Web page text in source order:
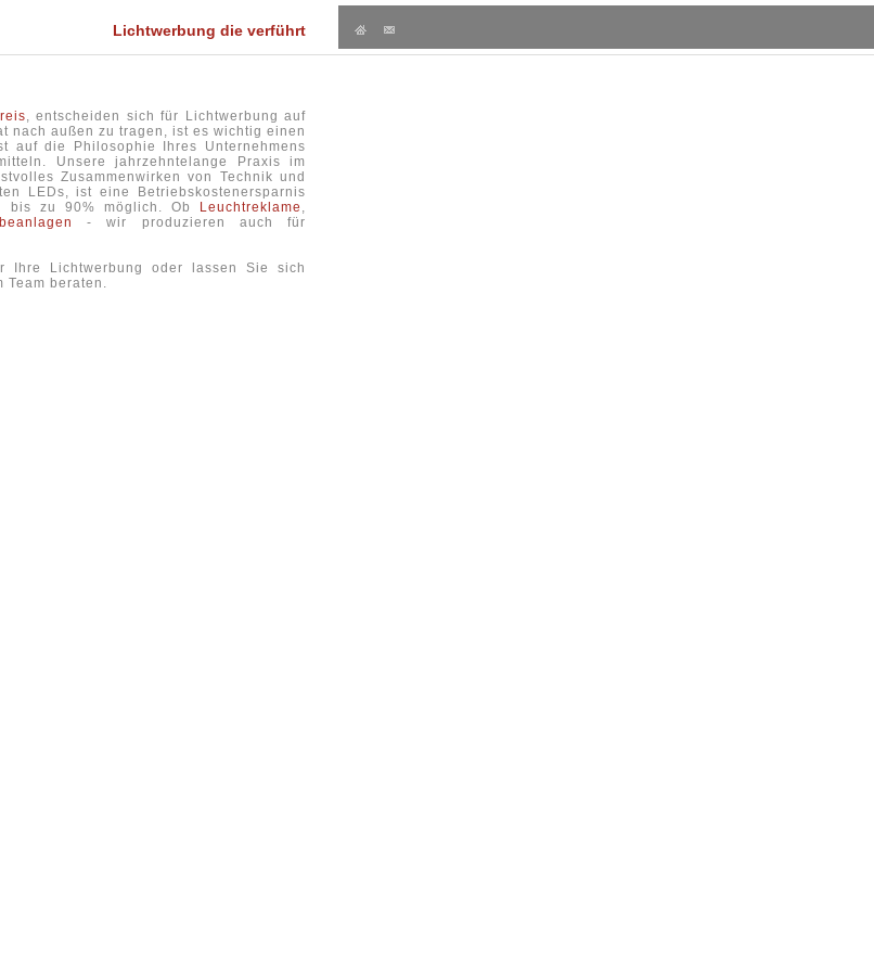
Lichtwerbung die verführt
, entscheiden sich für Lichtwerbung auf
nach außen zu tragen, ist es wichtig einen
auf die Philosophie Ihres Unternehmens
Unsere jahrzehntelange Praxis im
Zusammenwirken von Technik und
LEDs, ist eine Betriebskostenersparnis
bis zu 90% möglich. Ob
Leuchtreklame ,
- wir produzieren auch für
Ihre Lichtwerbung oder lassen Sie sich
Team beraten.